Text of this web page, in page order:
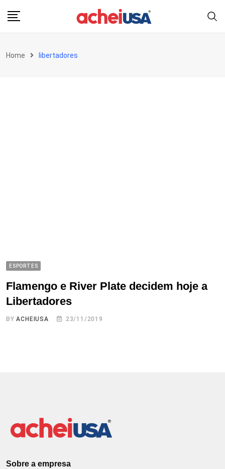
Home libertadores
ESPORTES
Flamengo e River Plate decidem hoje a
Libertadores
BYACHEIUSA 23/11/2019
Sobre a empresa